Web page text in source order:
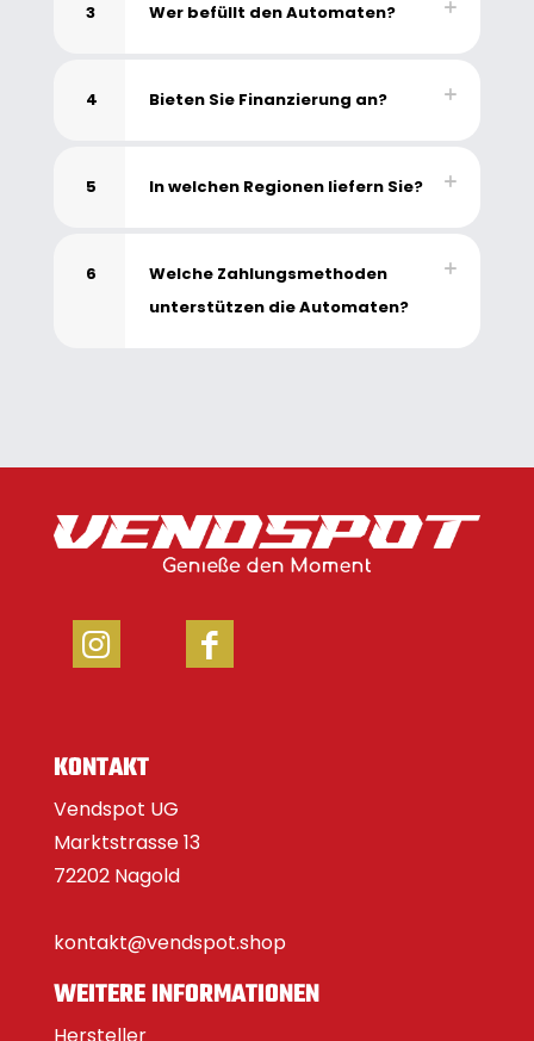
3 Wer befüllt den Automaten?
4 Bieten Sie Finanzierung an?
5 In welchen Regionen liefern Sie?
6
Welche Zahlungsmethoden
unterstützen die Automaten?
KONTAKT
Vendspot UG
Marktstrasse 13
72202 Nagold
kontakt@vendspot.shop
WEITERE INFORMATIONEN